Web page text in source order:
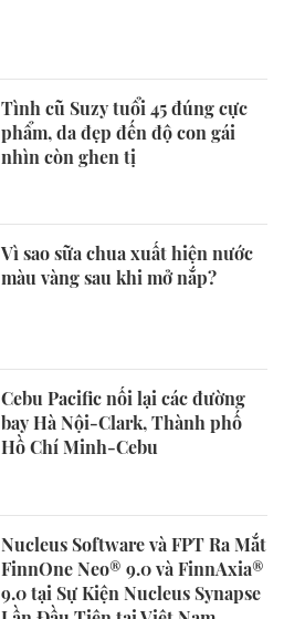
Tình cũ Suzy tuổi 45 đúng cực
phẩm, da đẹp đến độ con gái
nhìn còn ghen tị
Vì sao sữa chua xuất hiện nước
màu vàng sau khi mở nắp?
Cebu Pacific nối lại các đường
bay Hà Nội-Clark, Thành phố
Hồ Chí Minh-Cebu
Nucleus Software và FPT Ra Mắt
FinnOne Neo® 9.0 và FinnAxia®
9.0 tại Sự Kiện Nucleus Synapse